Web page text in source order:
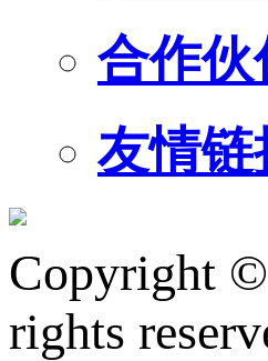
合作伙
友情链
Copyright ©
rights